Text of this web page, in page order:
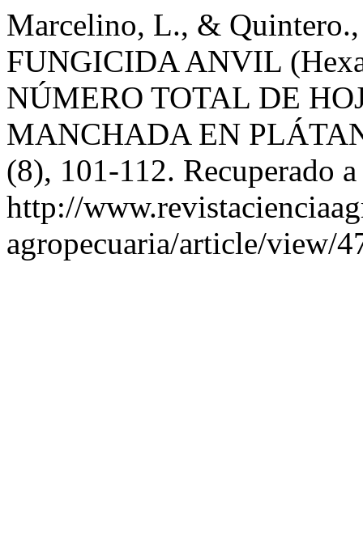
Marcelino, L., &
FUNGICIDA ANVIL
NÚMERO TOTAL DE
MANCHADA EN
(8), 101-112. Recuperado
http://
agropecuaria/article/view/